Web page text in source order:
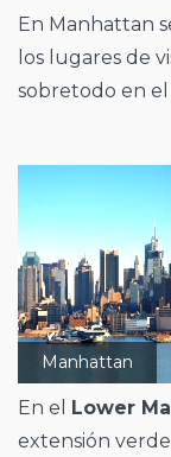
En Manhattan
los lugares de
sobretodo en el
Manhattan
En el Lower
extensión